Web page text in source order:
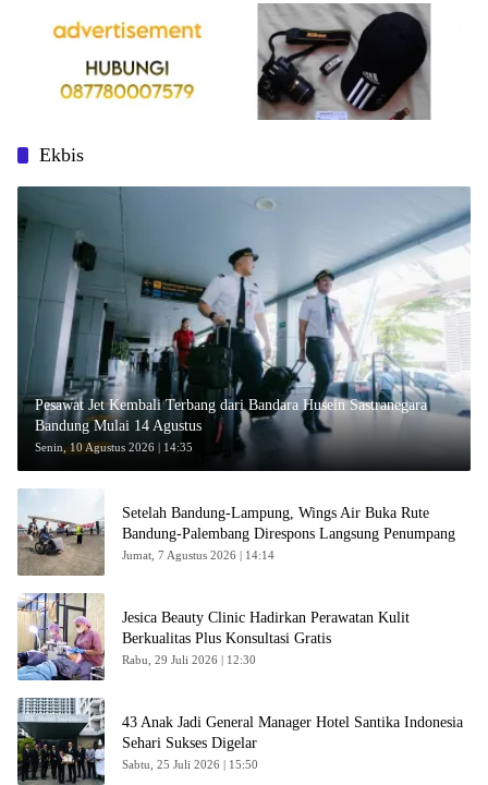
Ekbis
Pesawat Jet Kembali Terbang dari Bandara Husein Sastranegara
Bandung Mulai 14 Agustus
Senin, 10 Agustus 2026 | 14:35
Setelah Bandung-Lampung, Wings Air Buka Rute
Bandung-Palembang Direspons Langsung Penumpang
Jumat, 7 Agustus 2026 | 14:14
Jesica Beauty Clinic Hadirkan Perawatan Kulit
Berkualitas Plus Konsultasi Gratis
Rabu, 29 Juli 2026 | 12:30
43 Anak Jadi General Manager Hotel Santika Indonesia
Sehari Sukses Digelar
Sabtu, 25 Juli 2026 | 15:50